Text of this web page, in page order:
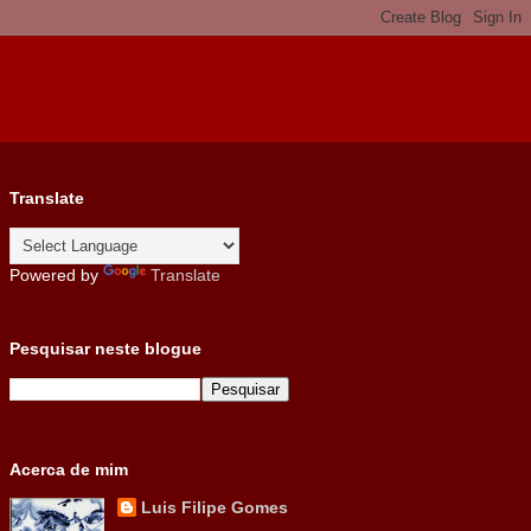
Translate
Powered by Translate
Pesquisar neste blogue
Acerca de mim
Luis Filipe Gomes